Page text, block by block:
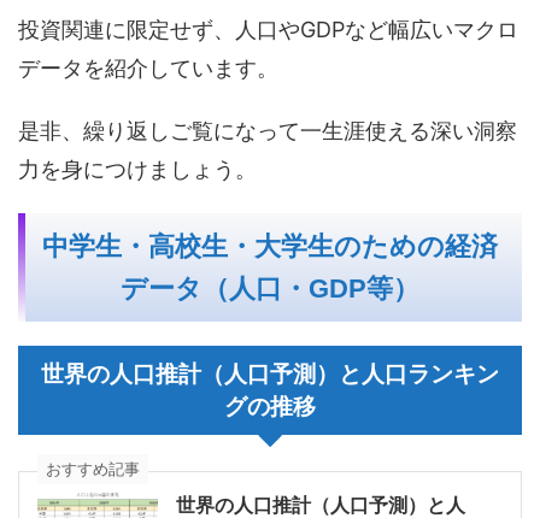
投資関連に限定せず、人口やGDPなど幅広いマクロ
データを紹介しています。
是非、繰り返しご覧になって一生涯使える深い洞察
力を身につけましょう。
中学生・高校生・大学生のための経済
データ（人口・GDP等）
世界の人口推計（人口予測）と人口ランキン
グの推移
おすすめ記事
世界の人口推計（人口予測）と人